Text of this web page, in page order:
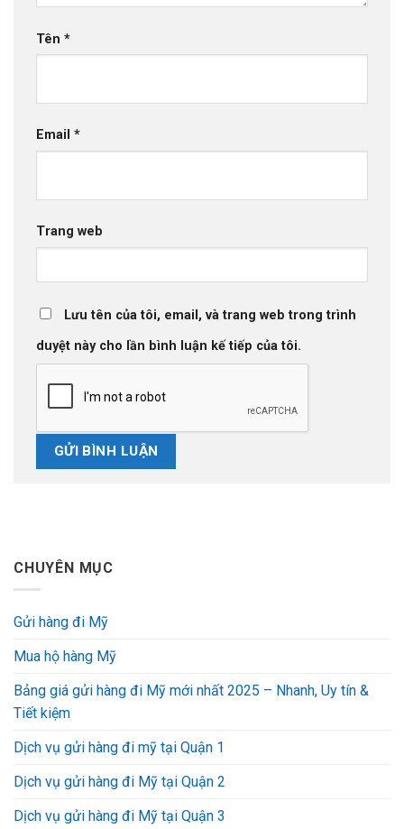
Tên *
Email *
Trang web
Lưu tên của tôi, email, và trang web trong trình
duyệt này cho lần bình luận kế tiếp của tôi.
CHUYÊN MỤC
Gửi hàng đi Mỹ
Mua hộ hàng Mỹ
Bảng giá gửi hàng đi Mỹ mới nhất 2025 – Nhanh, Uy tín &
Tiết kiệm
Dịch vụ gửi hàng đi mỹ tại Quận 1
Dịch vụ gửi hàng đi Mỹ tại Quận 2
Dịch vụ gửi hàng đi Mỹ tại Quận 3